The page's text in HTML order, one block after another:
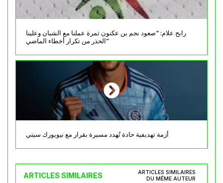
رابح علام: “صعود نجم بن عكنون ثمرة عملنا مع الشبان وعلينا
الحذر من تكرار أخطاء الماضي”
أزمة تهديفية حادة تُهدد مسيرة بقرار مع نيويورك سيتي
ARTICLES SIMILAIRES
ARTICLES SIMILAIRES
DU MÊME AUTEUR